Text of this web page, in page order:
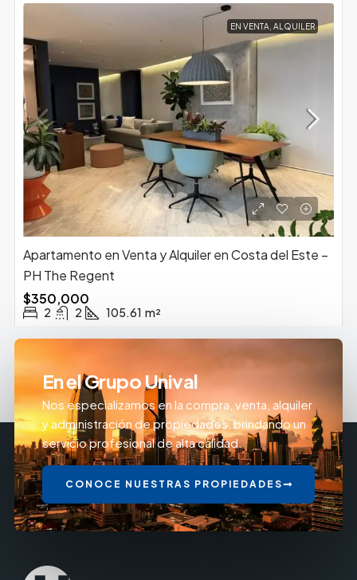
EN VENTA, ALQUILER
Apartamento en Venta y Alquiler en Costa del Este –
PH The Regent
$350,000
2 2 105.61 m²
En el Grupo Unival
Nos especializamos en la compra, venta, alquiler
y administración de propiedades, brindando un
servicio profesional de alta calidad.
CONOCE NUESTRAS PROPIEDADES